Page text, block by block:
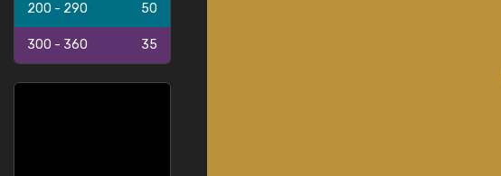
200 - 290 50
300 - 360 35